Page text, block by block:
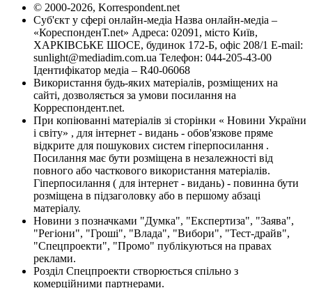
© 2000-2026, Korrespondent.net
Суб'єкт у сфері онлайн-медіа Назва онлайн-медіа –
«КореспонденТ.net» Адреса: 02091, місто Київ,
ХАРКІВСЬКЕ ШОСЕ, будинок 172-Б, офіс 208/1 E-mail:
sunlight@mediadim.com.ua Телефон: 044-205-43-00
Ідентифікатор медіа – R40-06068
Використання будь-яких матеріалів, розміщених на
сайті, дозволяється за умови посилання на
Корреспондент.net.
При копіюванні матеріалів зі сторінки « Новини України
і світу» , для інтернет - видань - обов'язкове пряме
відкрите для пошукових систем гіперпосилання .
Посилання має бути розміщена в незалежності від
повного або часткового використання матеріалів.
Гіперпосилання ( для інтернет - видань) - повинна бути
розміщена в підзаголовку або в першому абзаці
матеріалу.
Новини з позначками "Думка", "Експертиза", "Заява",
"Регіони", "Гроші", "Влада", "Вибори", "Тест-драйв",
"Спецпроекти", "Промо" публікуються на правах
реклами.
Розділ Спецпроекти створюється спільно з
комерційними партнерами.